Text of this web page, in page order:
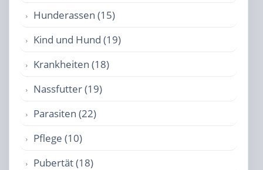
Hunderassen (15)
Kind und Hund (19)
Krankheiten (18)
Nassfutter (19)
Parasiten (22)
Pflege (10)
Pubertät (18)